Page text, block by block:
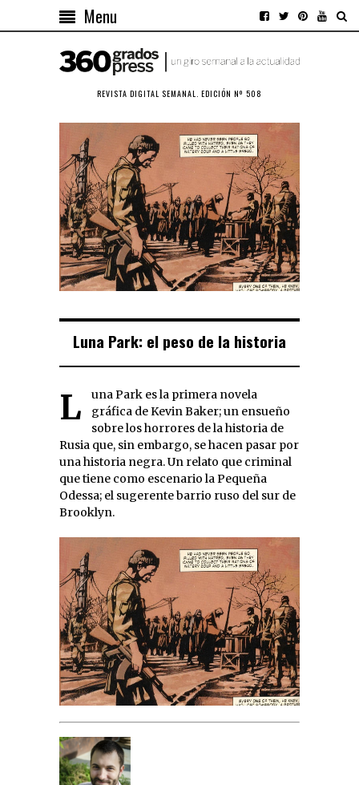
Menu
REVISTA DIGITAL SEMANAL. EDICIÓN Nº 508
Luna Park: el peso de la historia
Luna Park es la primera novela
gráfica de Kevin Baker; un ensueño
sobre los horrores de la historia de
Rusia que, sin embargo, se hacen pasar por
una historia negra. Un relato que criminal
que tiene como escenario la Pequeña
Odessa; el sugerente barrio ruso del sur de
Brooklyn.